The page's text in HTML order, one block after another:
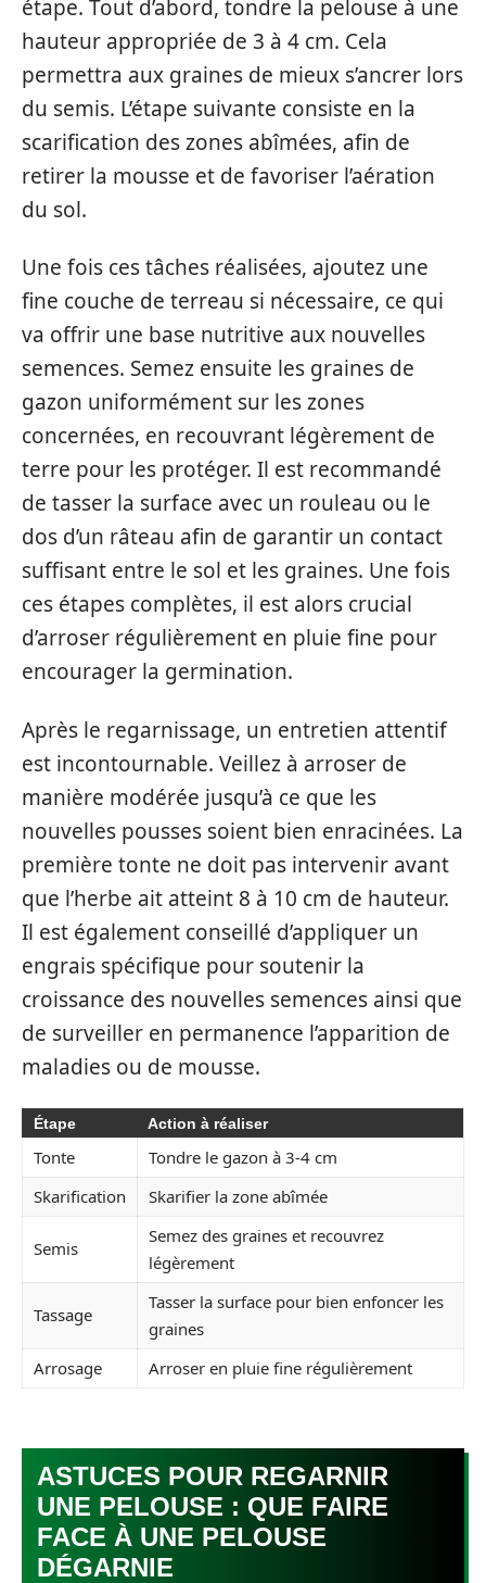
étape. Tout d’abord, tondre la pelouse à une
hauteur appropriée de 3 à 4 cm. Cela
permettra aux graines de mieux s’ancrer lors
du semis. L’étape suivante consiste en la
scarification des zones abîmées, afin de
retirer la mousse et de favoriser l’aération
du sol.
Une fois ces tâches réalisées, ajoutez une
fine couche de terreau si nécessaire, ce qui
va offrir une base nutritive aux nouvelles
semences. Semez ensuite les graines de
gazon uniformément sur les zones
concernées, en recouvrant légèrement de
terre pour les protéger. Il est recommandé
de tasser la surface avec un rouleau ou le
dos d’un râteau afin de garantir un contact
suffisant entre le sol et les graines. Une fois
ces étapes complètes, il est alors crucial
d’arroser régulièrement en pluie fine pour
encourager la germination.
Après le regarnissage, un entretien attentif
est incontournable. Veillez à arroser de
manière modérée jusqu’à ce que les
nouvelles pousses soient bien enracinées. La
première tonte ne doit pas intervenir avant
que l’herbe ait atteint 8 à 10 cm de hauteur.
Il est également conseillé d’appliquer un
engrais spécifique pour soutenir la
croissance des nouvelles semences ainsi que
de surveiller en permanence l’apparition de
maladies ou de mousse.
Étape Action à réaliser
Tonte
Tondre le gazon à 3-4 cm
Skarification
Skarifier la zone abîmée
Semis
Semez des graines et recouvrez
légèrement
Tassage
Tasser la surface pour bien enfoncer les
graines
Arrosage
Arroser en pluie fine régulièrement
ASTUCES POUR REGARNIR
UNE PELOUSE : QUE FAIRE
FACE À UNE PELOUSE
DÉGARNIE